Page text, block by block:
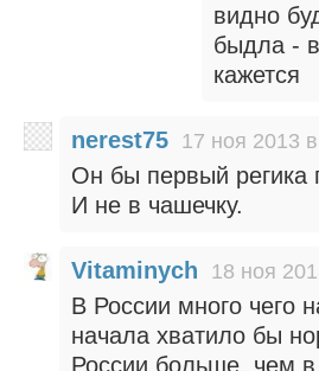
видно
быдла -
кажется
nerest75 17 ноя 2013
Он бы первый регика
И не в чашечку.
Vitaminych 18 ноя
В России много чего
начала хватило бы
России больше, чем